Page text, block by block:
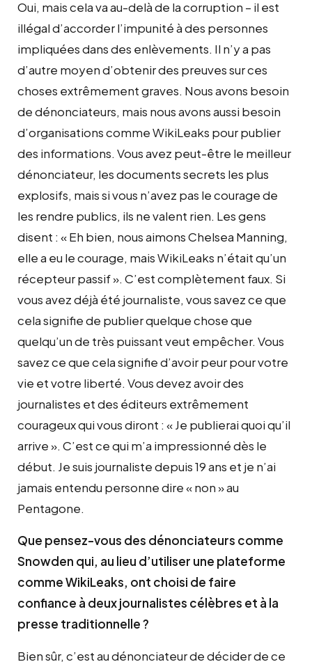
Oui, mais cela va au-delà de la corruption – il est
illégal d’accorder l’impunité à des personnes
impliquées dans des enlèvements. Il n’y a pas
d’autre moyen d’obtenir des preuves sur ces
choses extrêmement graves. Nous avons besoin
de dénonciateurs, mais nous avons aussi besoin
d’organisations comme WikiLeaks pour publier
des informations. Vous avez peut-être le meilleur
dénonciateur, les documents secrets les plus
explosifs, mais si vous n’avez pas le courage de
les rendre publics, ils ne valent rien. Les gens
disent : « Eh bien, nous aimons Chelsea Manning,
elle a eu le courage, mais WikiLeaks n’était qu’un
récepteur passif ». C’est complètement faux. Si
vous avez déjà été journaliste, vous savez ce que
cela signifie de publier quelque chose que
quelqu’un de très puissant veut empêcher. Vous
savez ce que cela signifie d’avoir peur pour votre
vie et votre liberté. Vous devez avoir des
journalistes et des éditeurs extrêmement
courageux qui vous diront : « Je publierai quoi qu’il
arrive ». C’est ce qui m’a impressionné dès le
début. Je suis journaliste depuis 19 ans et je n’ai
jamais entendu personne dire « non » au
Pentagone.
Que pensez-vous des dénonciateurs comme
Snowden qui, au lieu d’utiliser une plateforme
comme WikiLeaks, ont choisi de faire
confiance à deux journalistes célèbres et à la
presse traditionnelle ?
Bien sûr, c’est au dénonciateur de décider de ce